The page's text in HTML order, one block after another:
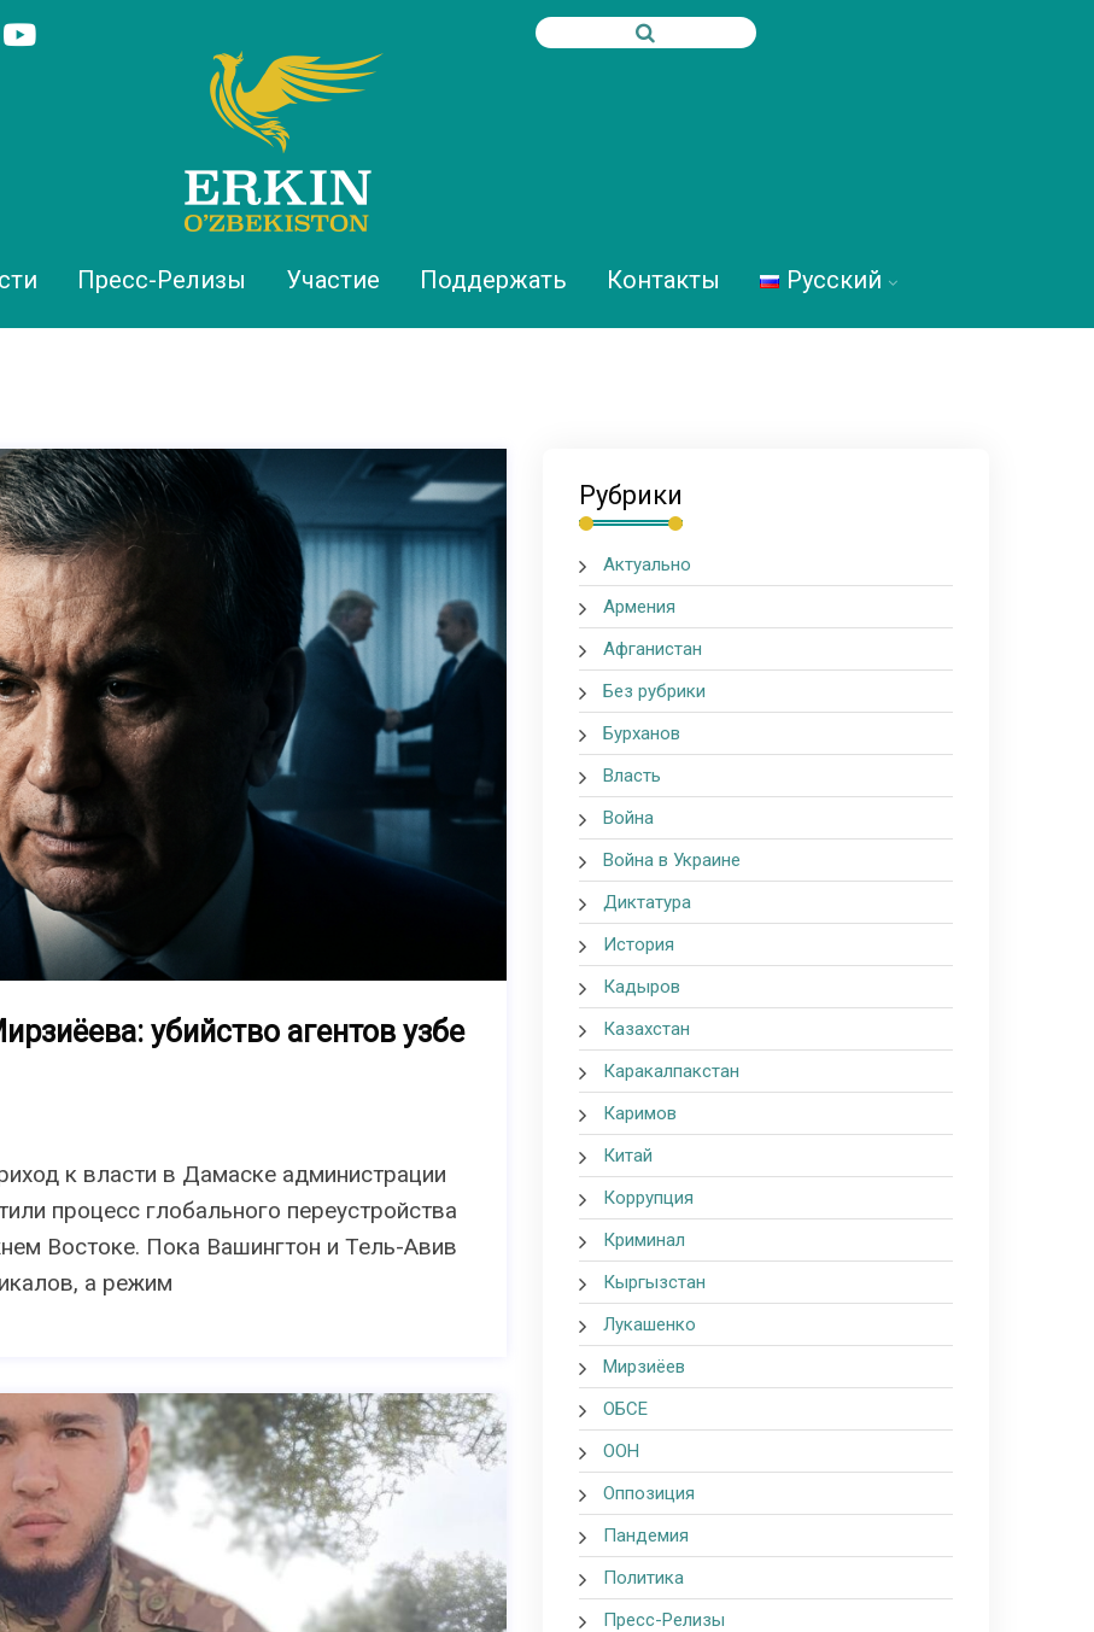
Пресс-Релизы Участие Поддержать Контакты Русский
убийство агентов узбе
к власти в Дамаске администрации
процесс глобального переустройства
Востоке. Пока Вашингтон и Тель-Авив
а режим
Рубрики
Актуально
Армения
Афганистан
Без рубрики
Бурханов
Власть
Война
Война в Украине
Диктатура
История
Кадыров
Казахстан
Каракалпакстан
Каримов
Китай
Коррупция
Криминал
Кыргызстан
Лукашенко
Мирзиёев
ОБСЕ
ООН
Оппозиция
Пандемия
Политика
Пресс-Релизы